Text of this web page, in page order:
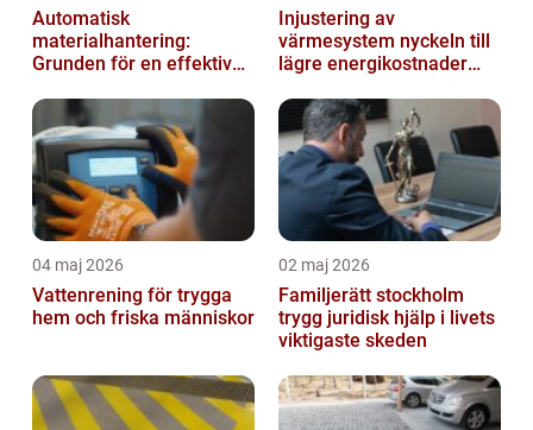
Automatisk
materialhantering:
Grunden för en effektiv
Injustering av
värmesystem nyckeln till
lägre energikostnader
inomhusklimat
04 maj 2026
Vattenrening för trygga
hem och friska människor
02 maj 2026
Familjerätt stockholm
trygg juridisk hjälp i livets
viktigaste skeden